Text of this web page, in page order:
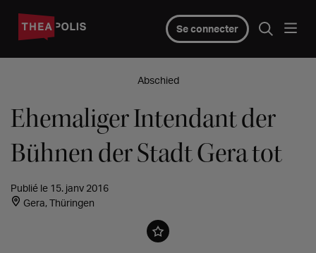
Se connecter
Abschied
Ehemaliger Intendant der
Bühnen der Stadt Gera tot
Publié le 15. janv 2016
Gera, Thüringen